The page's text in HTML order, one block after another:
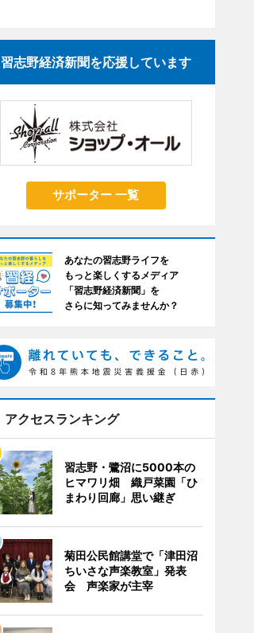
習志野経済新聞を応援しています
サポーター 一覧
あなたの習志野ライフを
もっと楽しくするメディア
「習志野経済新聞」を
さらに知ってみませんか？
アクセスランキング
習志野・鷺沼に5000本の
ヒマワリ畑 織戸菜園「ひ
まわり回廊」思い継ぎ
菊田公民館講堂で「津田沼
ちいさな声楽教室」発表
会 声楽家が主宰